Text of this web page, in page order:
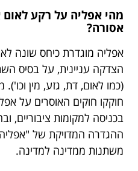
מהי אפליה על רקע לאום
אסורה?
אפליה מוגדרת כיחס שונה
הצדקה עניינית, על בסיס
(כמו לאום, דת, גזע, מין
חוקקו חוקים האוסרים על
בכניסה למקומות ציבוריים,
ההגדרה המדויקת של
משתנות ממדינה למדינה.